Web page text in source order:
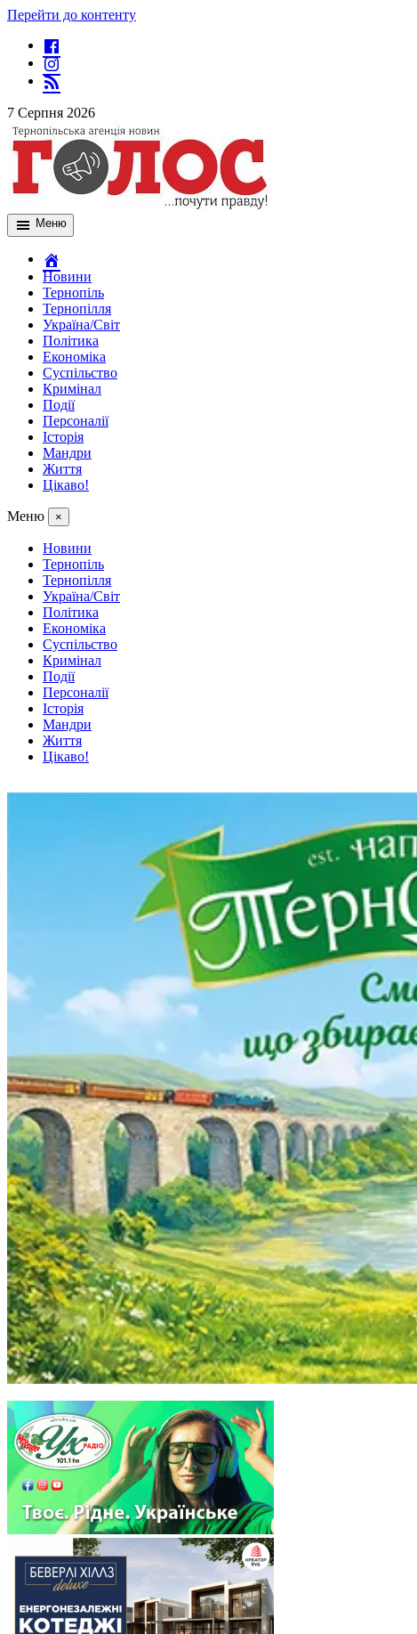
Перейти до контенту
7 Серпня 2026
Меню
Новини
Тернопіль
Тернопілля
Україна/Світ
Політика
Економіка
Суспільство
Кримінал
Події
Персоналії
Історія
Мандри
Життя
Цікаво!
Меню ×
Новини
Тернопіль
Тернопілля
Україна/Світ
Політика
Економіка
Суспільство
Кримінал
Події
Персоналії
Історія
Мандри
Життя
Цікаво!